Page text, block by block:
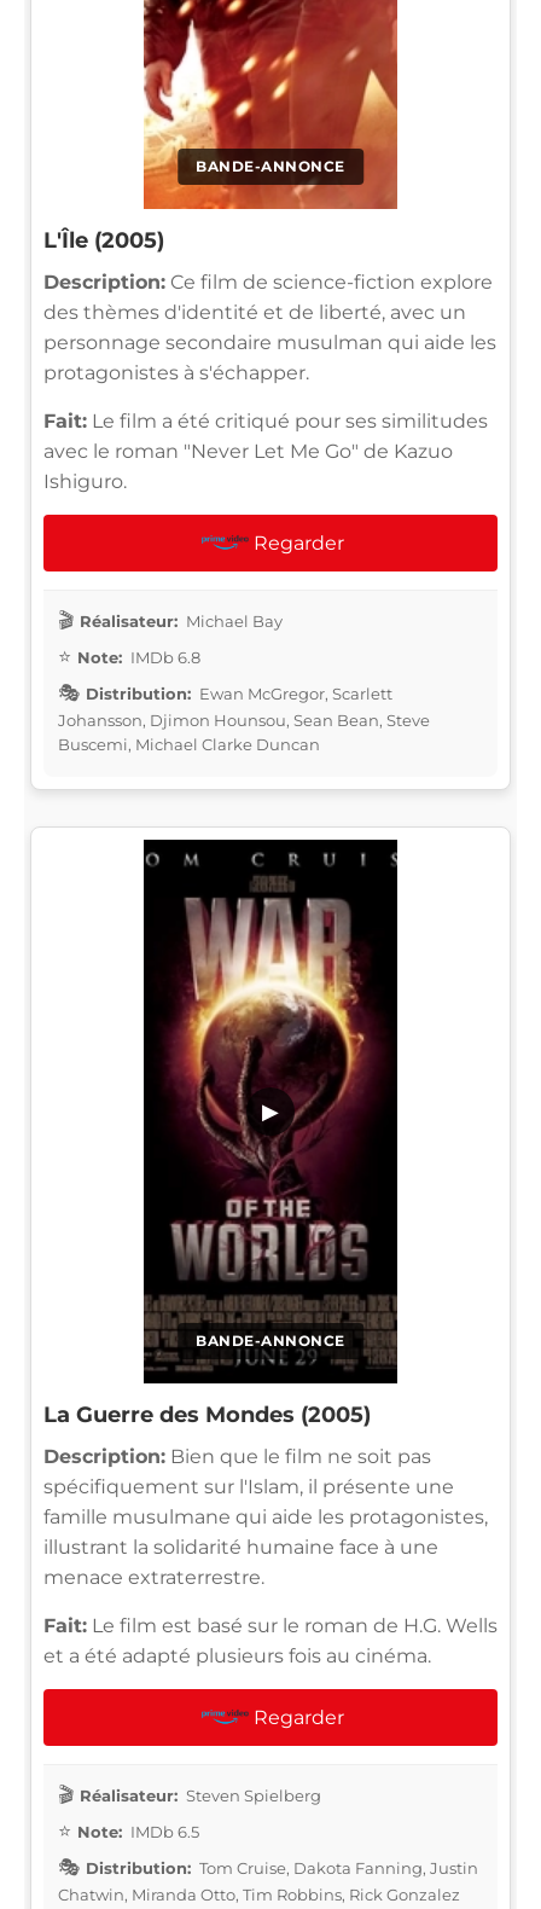
BANDE-ANNONCE
L'Île (2005)
Description: Ce film de science-fiction explore
des thèmes d'identité et de liberté, avec un
personnage secondaire musulman qui aide les
protagonistes à s'échapper.
Fait: Le film a été critiqué pour ses similitudes
avec le roman "Never Let Me Go" de Kazuo
Ishiguro.
Regarder
Réalisateur: Michael Bay
Note: IMDb 6.8
Distribution: Ewan McGregor, Scarlett
Johansson, Djimon Hounsou, Sean Bean, Steve
Buscemi, Michael Clarke Duncan
BANDE-ANNONCE
▶
La Guerre des Mondes (2005)
Description: Bien que le film ne soit pas
spécifiquement sur l'Islam, il présente une
famille musulmane qui aide les protagonistes,
illustrant la solidarité humaine face à une
menace extraterrestre.
Fait: Le film est basé sur le roman de H.G. Wells
et a été adapté plusieurs fois au cinéma.
Regarder
Réalisateur: Steven Spielberg
Note: IMDb 6.5
Distribution: Tom Cruise, Dakota Fanning, Justin
Chatwin, Miranda Otto, Tim Robbins, Rick Gonzalez